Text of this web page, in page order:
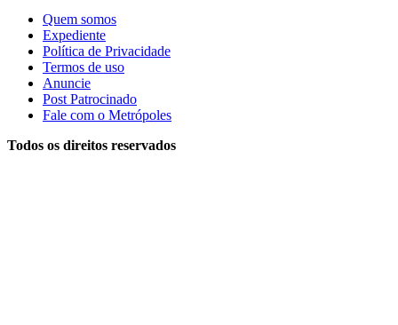
Quem somos
Expediente
Política de Privacidade
Termos de uso
Anuncie
Post Patrocinado
Fale com o Metrópoles
Todos os direitos reservados